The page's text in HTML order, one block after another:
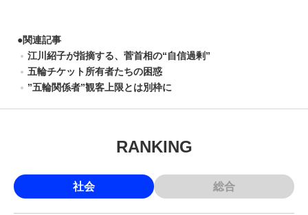
●関連記事
江川紹子が指摘する、菅首相の“自信過剰”
五輪チケット所有者たちの困惑
”五輪関係者”観客上限とは別枠に
RANKING
社会 総合